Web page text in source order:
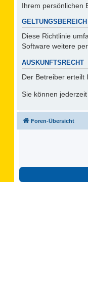
Ihrem persönlichen
Diese Richtlinie
Software weitere
AUSKUNFTSRECHT
Der Betreiber erteilt
Sie können
Foren-Übersicht